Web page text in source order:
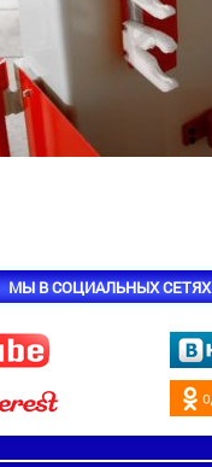
МЫ В СОЦИАЛЬНЫХ СЕТЯХ